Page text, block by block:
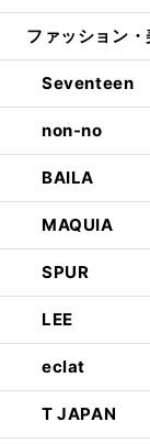
ファッション・
Seventeen
non-no
BAILA
MAQUIA
SPUR
LEE
eclat
T JAPAN